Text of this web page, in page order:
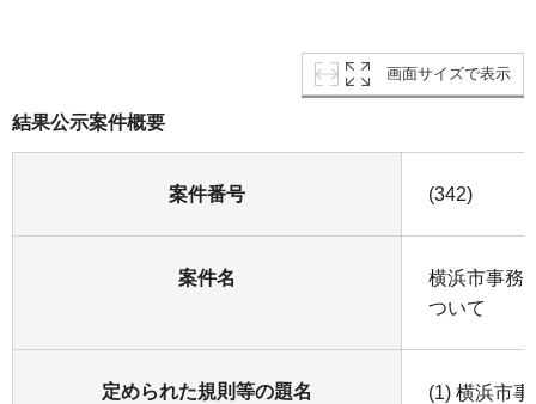
画面サイズで表示
結果公示案件概要
案件番号 (342)
案件名
横浜市事務
ついて
定められた規則等の題名
(1) 横浜市